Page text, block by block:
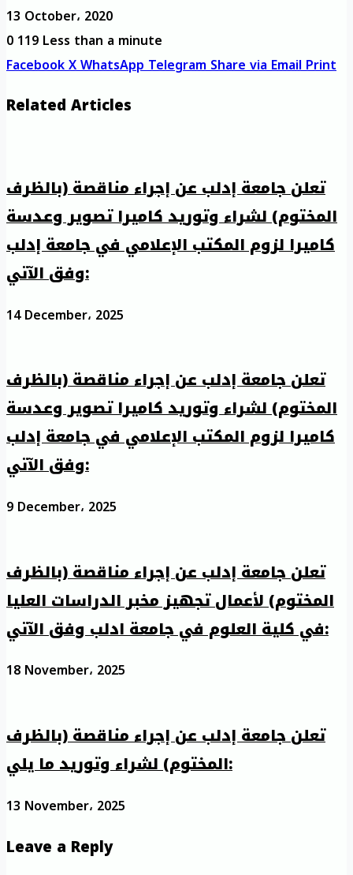
13 October، 2020
0119Less than a minute
FacebookXWhatsAppTelegramShare via EmailPrint
Related Articles
تعلن جامعة إدلب عن إجراء مناقصة (بالظرف
المختوم) لشراء وتوريد كاميرا تصوير وعدسة
كاميرا لزوم المكتب الإعلامي في جامعة إدلب
وفق الآتي:
14 December، 2025
تعلن جامعة إدلب عن إجراء مناقصة (بالظرف
المختوم) لشراء وتوريد كاميرا تصوير وعدسة
كاميرا لزوم المكتب الإعلامي في جامعة إدلب
وفق الآتي:
9 December، 2025
تعلن جامعة إدلب عن إجراء مناقصة (بالظرف
المختوم) لأعمال تجهيز مخبر الدراسات العليا
في كلية العلوم في جامعة ادلب وفق الآتي:
18 November، 2025
تعلن جامعة إدلب عن إجراء مناقصة (بالظرف
المختوم) لشراء وتوريد ما يلي:
13 November، 2025
Leave a Reply